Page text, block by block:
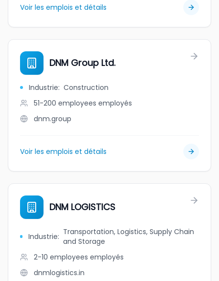
Voir les emplois et détails
DNM Group Ltd.
Industrie: Construction
51-200 employees employés
dnm.group
Voir les emplois et détails
DNM LOGISTICS
Industrie: Transportation, Logistics, Supply Chain
and Storage
2-10 employees employés
dnmlogistics.in